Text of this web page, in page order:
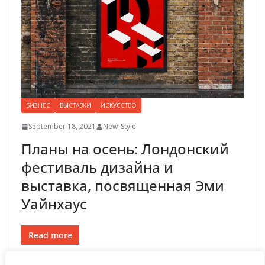
БИЗНЕС ВЫСТАВКИ ИСКУССТВО
September 18, 2021 New_Style
Планы на осень: Лондонский
фестиваль дизайна и
выставка, посвященная Эми
Уайнхаус
Read more